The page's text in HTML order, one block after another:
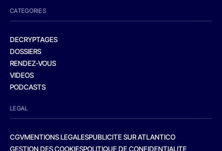
CATEGORIES
DECRYPTAGES
DOSSIERS
RENDEZ-VOUS
VIDEOS
PODCASTS
LEGAL
CGVMENTIONS LEGALESPUBLICITE SUR ATLANTICO
GESTION DES COOKIESPOLITIQUE DE CONFIDENTIALITE